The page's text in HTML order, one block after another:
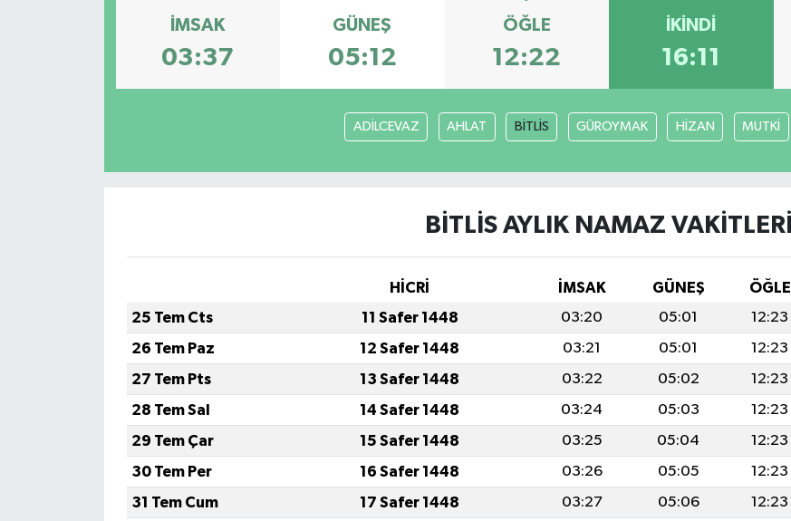
İMSAK
03:37
GÜNEŞ
05:12
ÖĞLE
12:22
İKINDI
16:11
ADİLCEVAZ AHLAT BİTLİS GÜROYMAK HİZAN MUTKİ
BİTLİS AYLIK NAMAZ VAKITLERI
HİCRİ İMSAK GÜNEŞ ÖĞLE
25 Tem Cts
11 Safer 1448 03:20 05:01 12:23
26 Tem Paz
12 Safer 1448 03:21 05:01 12:23
27 Tem Pts
13 Safer 1448 03:22 05:02 12:23
28 Tem Sal
14 Safer 1448 03:24 05:03 12:23
29 Tem Çar
15 Safer 1448 03:25 05:04 12:23
30 Tem Per
16 Safer 1448 03:26 05:05 12:23
31 Tem Cum
17 Safer 1448 03:27 05:06 12:23